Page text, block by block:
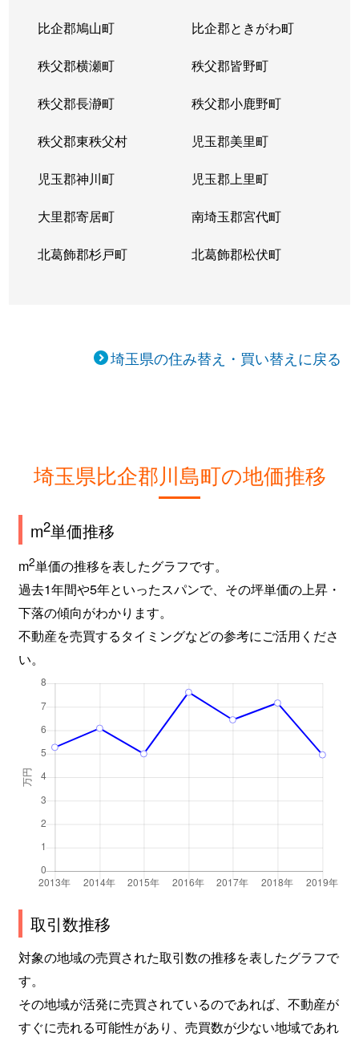
比企郡鳩山町 比企郡ときがわ町
秩父郡横瀬町 秩父郡皆野町
秩父郡長瀞町 秩父郡小鹿野町
秩父郡東秩父村 児玉郡美里町
児玉郡神川町 児玉郡上里町
大里郡寄居町 南埼玉郡宮代町
北葛飾郡杉戸町 北葛飾郡松伏町
埼玉県の住み替え・買い替えに戻る
埼玉県比企郡川島町の地価推移
m2単価推移
m2単価の推移を表したグラフです。
過去1年間や5年といったスパンで、その坪単価の上昇・
下落の傾向がわかります。
不動産を売買するタイミングなどの参考にご活用くださ
い。
取引数推移
対象の地域の売買された取引数の推移を表したグラフで
す。
その地域が活発に売買されているのであれば、不動産が
すぐに売れる可能性があり、売買数が少ない地域であれ